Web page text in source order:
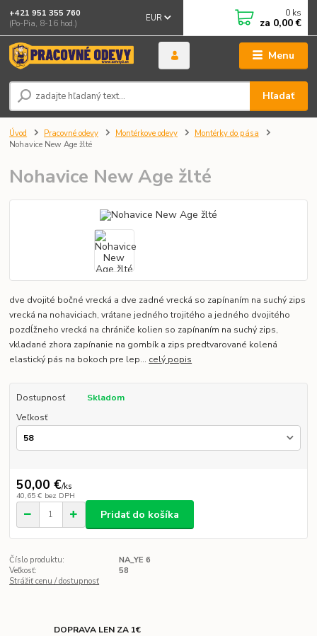
Menu
EUR
Hľadať
+421 951 355 760
(Po-Pia, 8-16 hod.)
0 ks
za 0,00 €
Úvod Pracovné odevy Montérkove odevy
Montérky do pása
Nohavice New Age žlté
Nohavice New Age žlté
dve dvojité bočné vrecká a dve zadné vrecká so zapínaním na suchý zips
vrecká na nohaviciach, vrátane jedného trojitého a jedného dvojitého
pozdĺžneho vrecká na chrániče kolien so zapínaním na suchý zips,
vkladané zhora zapínanie na gombík a zips predtvarované kolená
elastický pás na bokoch pre lep... celý popis
Dostupnosť
Skladom
Veľkosť
50,00 €/ks
40,65 € bez DPH
Pridať do košíka
Číslo produktu:
NA_YE 6
Veľkosť:
58
Strážiť cenu / dostupnosť
DOPRAVA LEN ZA 1€